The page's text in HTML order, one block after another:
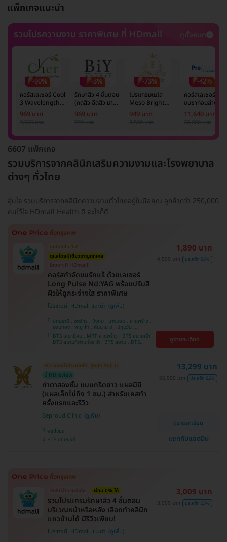
แพ็กเกจแนะนำ
รวมโปรความงาม ราคาพิเศษ ที่ HDmall
ดูทั้งหมด
-90%
คอร์สเลเซอร์ Cool
3 Wavelength
Diode กำจัดขน
รักแร้ 1 ปี 12 ครั้ง
969 บาท
-3%
รักษาสิว 4 ขั้นตอน
(กดสิว ฉีดสิว มาส์ก
หน้า และฉายแสง)
1 ครั้ง
969 บาท
-73%
โปรแกรมเมโส
Meso Bright
จำนวนซีซีขึ้นอยู่กับ
แพทย์ประเมิน เพื่อ
ครั้ง
949 บาท
-42%
คอร์สเลเซอร์กำจั
ขนขาท่อนล่าง 2
ข้าง 5 ครั้ง ด้วย
เลเซอร์
11,640 บาท
6607 แพ็กเกจ
รวมบริการจากคลินิกเสริมความงามและโรงพยาบาล
ต่างๆ ทั่วไทย
อุ่นใจ รวมบริการจากคลินิกความงามทั่วไทยอยู่ในมือคุณ ลูกค้ากว่า 250,000
คนไว้ใจ HDmall Health ดี อะไรก็ดี
ถูกที่สุดในเว็บ!
ดูแลโดยผู้เชี่ยวชาญทุกเคส
มีเฉพาะที่ HDmall!
คอร์สกำจัดขนรักแร้ ด้วยเลเซอร์
Long Pulse Nd:YAG พร้อมปรับสี
ผิวให้ดูกระจ่างใส ราคาพิเศษ
โปรขายดี! HDmall แนะนำ
ปทุมธานี , จตุจักร , บึงกุ่ม , บางบอน , ลาดพร้าว ,
จอมทอง , พญาไท , คันนายาว , ปทุมวัน ,
สมุทรปราการ , ราษฎร์บูรณะ , พระโขนง , บางรัก ,
บริการถึงบ้าน , ภาษีเจริญ , ราชเทวี , หนองแขม ,
บางนา , คลองเตย , ตลิ่งชัน
BTS เสนานิคม , MRT ลาดพร้าว , BTS สนามเป้า ,
BTS สนามกีฬาแห่งชาติ , BTS สยาม , BTS
สะพานควาย
1,890 บาท
4,500 บาท ประหยัด 58%
ดูรายละเอียด
HD ออกค่าประเมินให้! สูงสุด 500 บ.
มี HDreview
ทำตาสองชั้น แบบกรีดยาว แผลมินิ
(แผลเล็กไม่ถึง 1 ซม.) สำหรับเคสทำ
ครั้งแรกและรีวิว
Beproud Clinic
พระโขนง
BTS ปุณณวิถี
13,299 บาท
35,000 บาท ประหยัด 62%
ดูรายละเอียด
แชทกับแอดมิน
สิทธิ์มีจำนวนจำกัด ผ่อน 0% ได้
รวมโปรแกรมรักษาสิว 4 ขั้นตอน
บริเวณหน้าหรือหลัง เลือกทำคลินิก
แถวบ้านได้ มีรีวิวเพียบ!
โปรขายดี! HDmall แนะนำ
3,009 บาท
3,900 บาท ประหยัด 23%